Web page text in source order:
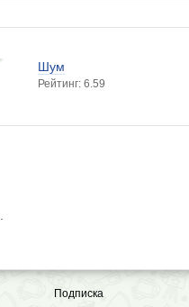
Шум
Рейтинг: 6.59
Подписка